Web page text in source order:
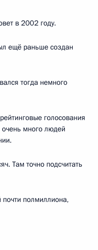
в 2002 году.
ещё раньше создан
тогда немного
голосования
очень много людей
Там точно подсчитать
почти полмиллиона,